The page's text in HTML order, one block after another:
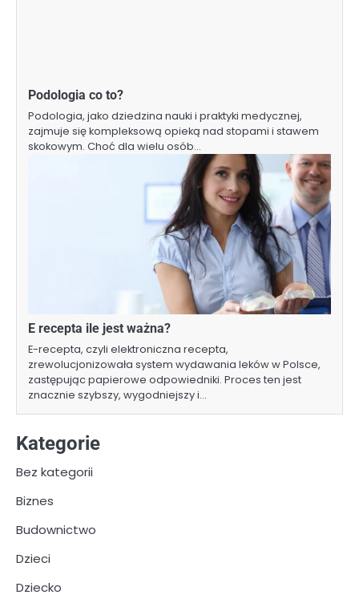
Podologia co to?
Podologia, jako dziedzina nauki i praktyki medycznej,
zajmuje się kompleksową opieką nad stopami i stawem
skokowym. Choć dla wielu osób…
E recepta ile jest ważna?
E-recepta, czyli elektroniczna recepta,
zrewolucjonizowała system wydawania leków w Polsce,
zastępując papierowe odpowiedniki. Proces ten jest
znacznie szybszy, wygodniejszy i…
Kategorie
Bez kategorii
Biznes
Budownictwo
Dzieci
Dziecko